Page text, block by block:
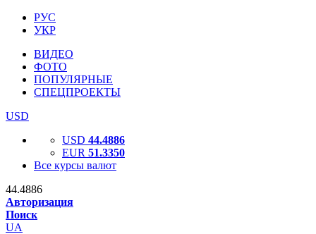
РУС
УКР
ВИДЕО
ФОТО
ПОПУЛЯРНЫЕ
СПЕЦПРОЕКТЫ
USD
USD 44.4886
EUR 51.3350
Все курсы валют
44.4886
Авторизация
Поиск
UA